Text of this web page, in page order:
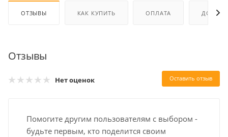
ОТЗЫВЫ КАК КУПИТЬ ОПЛАТА
Отзывы
Нет оценок Оставить отзыв
Помогите другим пользователям с выбором -
будьте первым, кто поделится своим